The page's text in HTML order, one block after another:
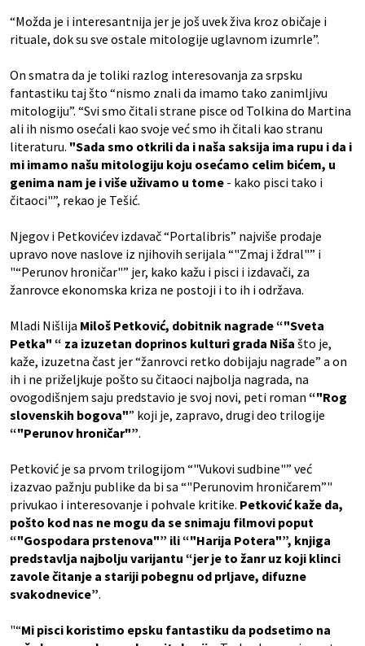
“Možda je i interesantnija jer je još uvek živa kroz običaje i
rituale, dok su sve ostale mitologije uglavnom izumrle”.
On smatra da je toliki razlog interesovanja za srpsku
fantastiku taj što “nismo znali da imamo tako zanimljivu
mitologiju”. “Svi smo čitali strane pisce od Tolkina do Martina
ali ih nismo osećali kao svoje već smo ih čitali kao stranu
literaturu. "Sada smo otkrili da i naša saksija ima rupu i da i
mi imamo našu mitologiju koju osećamo celim bićem, u
genima nam je i više uživamo u tome - kako pisci tako i
čitaoci"”, rekao je Tešić.
Njegov i Petkovićev izdavač “Portalibris” najviše prodaje
upravo nove naslove iz njihovih serijala “"Zmaj i ždral"” i
"“Perunov hroničar"” jer, kako kažu i pisci i izdavači, za
žanrovce ekonomska kriza ne postoji i to ih i održava.
Mladi Nišlija Miloš Petković, dobitnik nagrade “"Sveta
Petka" “ za izuzetan doprinos kulturi grada Niša što je,
kaže, izuzetna čast jer “žanrovci retko dobijaju nagrade” a on
ih i ne priželjkuje pošto su čitaoci najbolja nagrada, na
ovogodišnjem saju predstavio je svoj novi, peti roman “"Rog
slovenskih bogova"” koji je, zapravo, drugi deo trilogije
“"Perunov hroničar"”.
Petković je sa prvom trilogijom “"Vukovi sudbine"” već
izazvao pažnju publike da bi sa “"Perunovim hroničarem”"
privukao i interesovanje i pohvale kritike. Petković kaže da,
pošto kod nas ne mogu da se snimaju filmovi poput
“"Gospodara prstenova"” ili “"Harija Potera"”, knjiga
predstavlja najbolju varijantu “jer je to žanr uz koji klinci
zavole čitanje a stariji pobegnu od prljave, difuzne
svakodnevice”.
"“Mi pisci koristimo epsku fantastiku da podsetimo na